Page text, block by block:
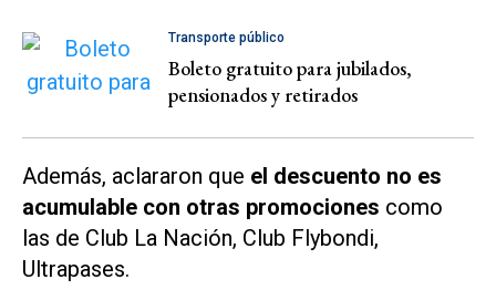
Transporte público
Boleto gratuito para jubilados,
pensionados y retirados
Además, aclararon que el descuento no es
acumulable con otras promociones como
las de Club La Nación, Club Flybondi,
Ultrapases.